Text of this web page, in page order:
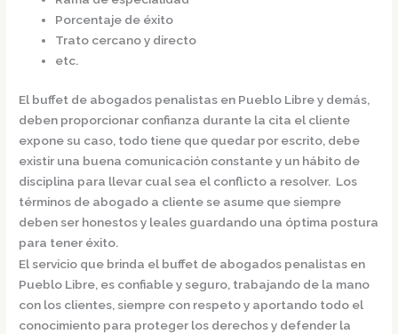
Porcentaje de éxito
Trato cercano y directo
etc.
El buffet de abogados penalistas en Pueblo Librey demás,
deben proporcionar confianza durante la cita el cliente
expone su caso, todo tiene que quedar por escrito, debe
existir una buena comunicación constante y un hábito de
disciplina para llevar cual sea el conflicto a resolver. Los
términos de abogado a cliente se asume que siempre
deben ser honestos y leales guardando una óptima postura
para tener éxito.
El servicio que brinda el buffet de abogados penalistas en
Pueblo Libre, es confiable y seguro, trabajando de la mano
con los clientes, siempre con respeto y aportando todo el
conocimiento para proteger los derechos y defender la